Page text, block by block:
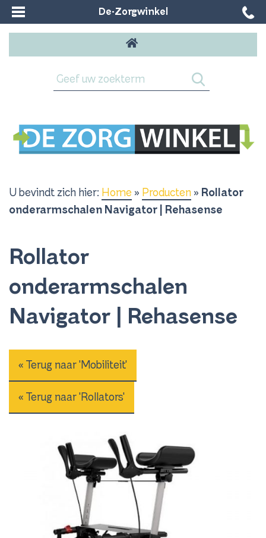
De-Zorgwinkel
U bevindt zich hier: Home » Producten » Rollator
onderarmschalen Navigator | Rehasense
Rollator
onderarmschalen
Navigator | Rehasense
« Terug naar 'Mobiliteit'
« Terug naar 'Rollators'